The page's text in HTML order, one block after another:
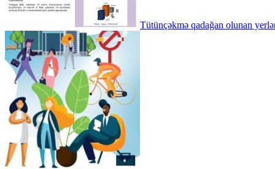
Tütünçəkmə qadağan olunan